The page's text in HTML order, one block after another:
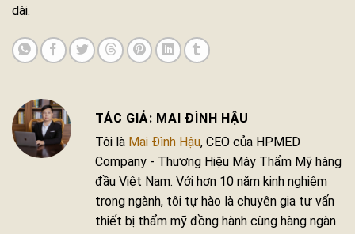
dài.
MAI ĐÌNH HẬU
Tôi là Mai Đình Hậu, CEO của HPMED
Company - Thương Hiệu Máy Thẩm Mỹ hàng
đầu Việt Nam. Với hơn 10 năm kinh nghiệm
trong ngành, tôi tự hào là chuyên gia tư vấn
thiết bị thẩm mỹ đồng hành cùng hàng ngàn